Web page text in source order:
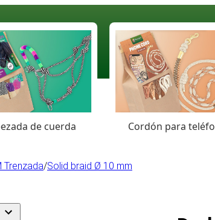
Cord Paradise
de cuerda Cordón para
Trenzada/Solid braid Ø 10 mm